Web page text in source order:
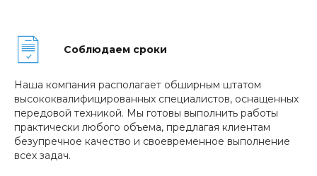
Соблюдаем сроки
Наша компания располагает обширным штатом
высококвалифицированных специалистов, оснащенных
передовой техникой. Мы готовы выполнить работы
практически любого объема, предлагая клиентам
безупречное качество и своевременное выполнение
всех задач.